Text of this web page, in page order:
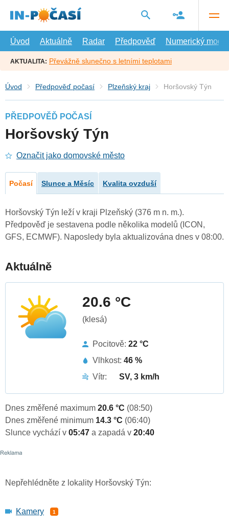
hlavní
Úvod
Aktuálně Radar Předpověď Numerický model
AKTUALITA: Převážně slunečno s letními teplotami
Úvod Předpověď počasí Plzeňský kraj Horšovský Týn
PŘEDPOVĚĎ POČASÍ
Horšovský Týn
Označit jako domovské město
Počasí Slunce a Měsíc Kvalita ovzduší
Horšovský Týn leží v kraji Plzeňský (376 m n. m.).
Předpověď je sestavena podle několika modelů (ICON,
GFS, ECMWF). Naposledy byla aktualizována dnes v 08:00.
Aktuálně
20.6 °C
(klesá)
Pocitově: 22 °C
Vlhkost: 46 %
Vítr:
SV, 3 km/h
Dnes změřené maximum 20.6 °C (08:50)
Dnes změřené minimum 14.3 °C (06:40)
Slunce vychází v 05:47 a zapadá v 20:40
Nepřehlédněte z lokality Horšovský Týn:
Kamery 1